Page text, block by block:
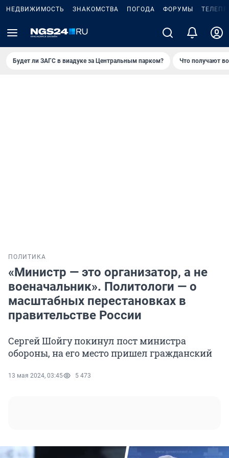
НЕДВИЖИМОСТЬ ЗНАКОМСТВА ПОГОДА ФОРУМЫ
Будет ли ЗАГС в виадуке за Центральным парком? Что получают
ПОЛИТИКА
«Министр — это организатор, а не
военачальник». Политологи — о
масштабных перестановках в
правительстве России
Сергей Шойгу покинул пост министра
обороны, на его место пришел гражданский
13 мая 2024, 03:45 5 473